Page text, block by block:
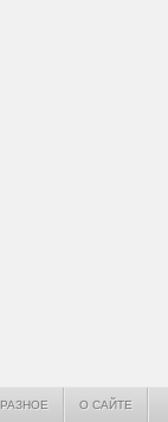
РАЗНОЕ О САЙТЕ